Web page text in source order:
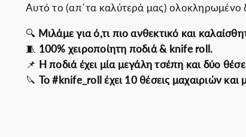
Αυτό το (απ΄τα καλύτερά μας) ολοκληρωμένο
🔍 Μιλάμε για ό,τι πιο ανθεκτικό και
🧵 100% χειροποίητη ποδιά & knife roll.
📌 Η ποδιά έχει μία μεγάλη τσέπη και δύο
🔪 Το #knife_roll έχει 10 θέσεις μαχαιριών και